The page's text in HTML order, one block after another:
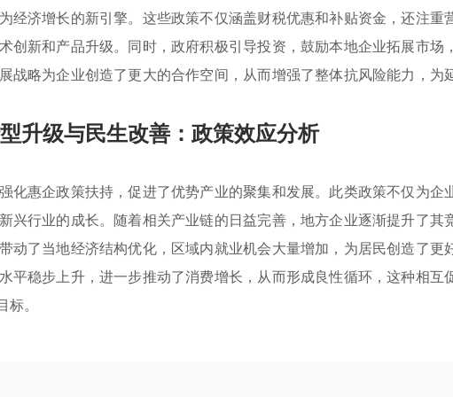
经济增长的新引擎。这些政策不仅涵盖财税优惠和补贴资金，还注重
创新和产品升级。同时，政府积极引导投资，鼓励本地企业拓展市场，
战略为企业创造了更大的合作空间，从而增强了整体抗风险能力，为
升级与民生改善：政策效应分析
化惠企政策扶持，促进了优势产业的聚集和发展。此类政策不仅为企
兴行业的成长。随着相关产业链的日益完善，地方企业逐渐提升了其
动了当地经济结构优化，区域内就业机会大量增加，为居民创造了更
平稳步上升，进一步推动了消费增长，从而形成良性循环，这种相互
。